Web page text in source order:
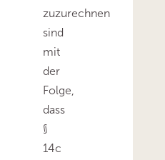
zuzurechnen
sind
mit
der
Folge,
dass
§
14c